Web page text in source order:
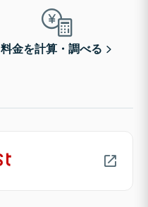
料金を計算・調べる